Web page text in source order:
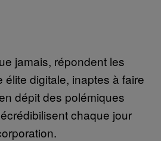
jamais, répondent les
élite digitale, inaptes à faire
dépit des polémiques
chaque jour